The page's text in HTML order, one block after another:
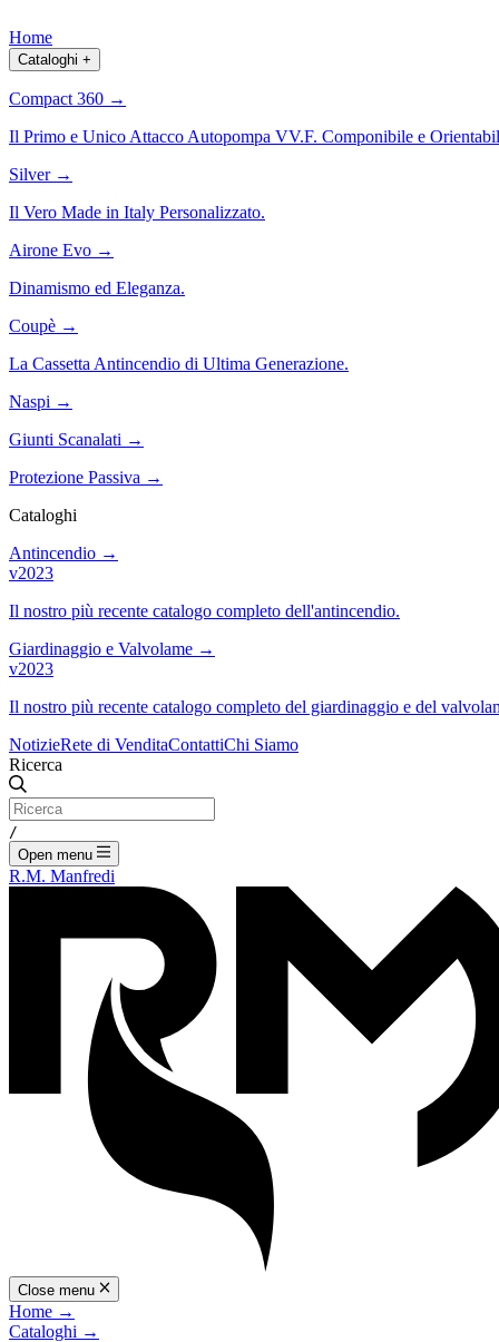
Home
Cataloghi +
Compact 360 →
Il Primo e Unico Attacco Autopompa VV.F. Componibile e
Silver →
Il Vero Made in Italy Personalizzato.
Airone Evo →
Dinamismo ed Eleganza.
Coupè →
La Cassetta Antincendio di Ultima Generazione.
Naspi →
Giunti Scanalati →
Protezione Passiva →
Cataloghi
Antincendio →
v2023
Il nostro più recente catalogo completo dell'antincendio.
Giardinaggio e Valvolame →
v2023
Il nostro più recente catalogo completo del giardinaggio e del
NotizieRete di VenditaContattiChi Siamo
Ricerca
/
Open menu
R.M. Manfredi
Close menu
Home →
Cataloghi →